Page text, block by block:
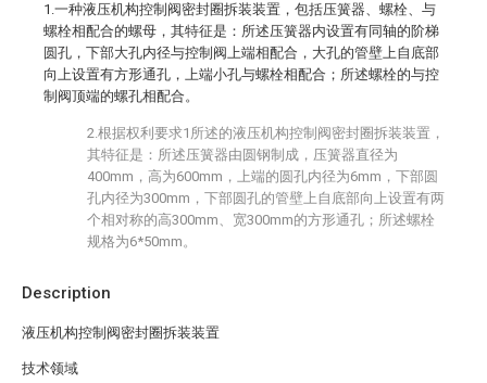
Description
液压机构控制阀密封圈拆装装置
技术领域
1.一种液压机构控制阀密封圈拆装装置，包括压簧器、螺栓、与
螺栓相配合的螺母，其特征是：所述压簧器内设置有同轴的阶梯
圆孔，下部大孔内径与控制阀上端相配合，大孔的管壁上自底部
向上设置有方形通孔，上端小孔与螺栓相配合；所述螺栓的与控
制阀顶端的螺孔相配合。
2.根据权利要求1所述的液压机构控制阀密封圈拆装装置，
其特征是：所述压簧器由圆钢制成，压簧器直径为
400mm，高为600mm，上端的圆孔内径为6mm，下部圆
孔内径为300mm，下部圆孔的管壁上自底部向上设置有两
个相对称的高300mm、宽300mm的方形通孔；所述螺栓
规格为6*50mm。